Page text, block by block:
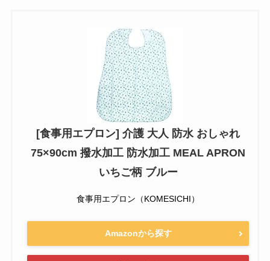
[食事用エプロン] 介護 大人 防水 おしゃれ
75×90cm 撥水加工 防水加工 MEAL APRON
いちご柄 ブルー
食事用エプロン（KOMESICHI）
Amazonから探す